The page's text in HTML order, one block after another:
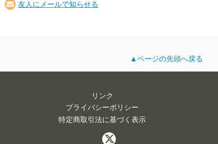
友人にメールで知らせる
▲ページの先頭へ戻る
リンク
プライバシーポリシー
特定商取引法に基づく表示